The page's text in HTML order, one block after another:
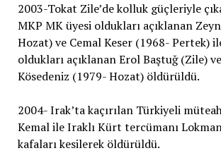
2003-Tokat Zile’de kolluk güçleriyle
MKP MK üyesi oldukları açıklanan
Hozat) ve Cemal Keser (1968- Pertek)
oldukları açıklanan Erol Baştuğ (Zile)
Kösedeniz (1979- Hozat) öldürüldü.
2004- Irak’ta kaçırılan Türkiyeli
Kemal ile Iraklı Kürt tercümanı
kafaları kesilerek öldürüldü.